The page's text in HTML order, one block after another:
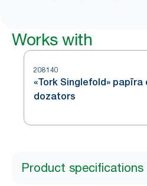
Works with
208140
«Tork Singlefold» papīra
dozators
Product specifications